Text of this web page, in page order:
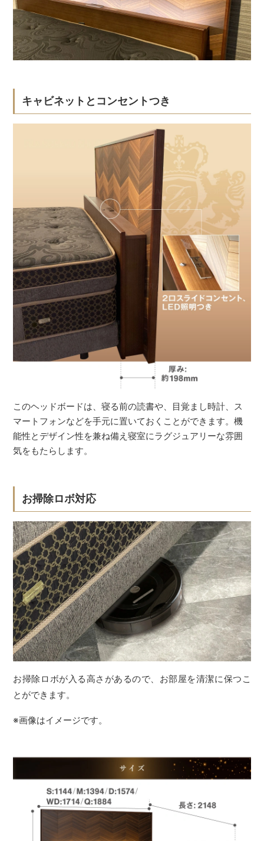
キャビネットとコンセントつき
このヘッドボードは、寝る前の読書や、目覚まし時計、ス
マートフォンなどを手元に置いておくことができます。機
能性とデザイン性を兼ね備え寝室にラグジュアリーな雰囲
気をもたらします。
お掃除ロボ対応
お掃除ロボが入る高さがあるので、お部屋を清潔に保つこ
とができます。
※画像はイメージです。